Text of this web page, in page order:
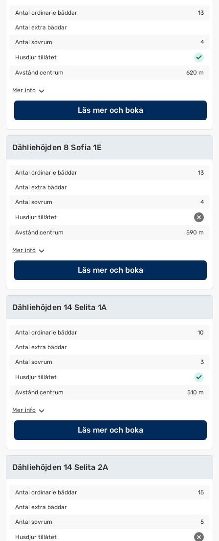
Antal ordinarie bäddar
Antal ordinarie bäddar 13
Antal extra bäddar
Antal extra bäddar
Antal sovrum
Antal sovrum 4
Husdjur tillåtet
Husdjur tillåtet
Avstånd centrum
Avstånd centrum 620 m
Mer info
Läs mer och boka
Dähliehöjden 8 Sofia 1E
Antal ordinarie bäddar
Antal ordinarie bäddar 13
Antal extra bäddar
Antal extra bäddar
Antal sovrum
Antal sovrum 4
Husdjur tillåtet
Husdjur tillåtet
Avstånd centrum
Avstånd centrum 590 m
Mer info
Läs mer och boka
Dähliehöjden 14 Selita 1A
Antal ordinarie bäddar
Antal ordinarie bäddar 10
Antal extra bäddar
Antal extra bäddar
Antal sovrum
Antal sovrum 3
Husdjur tillåtet
Husdjur tillåtet
Avstånd centrum
Avstånd centrum 510 m
Mer info
Läs mer och boka
Dähliehöjden 14 Selita 2A
Antal ordinarie bäddar
Antal ordinarie bäddar 15
Antal extra bäddar
Antal extra bäddar
Antal sovrum
Antal sovrum 5
Husdjur tillåtet
Husdjur tillåtet